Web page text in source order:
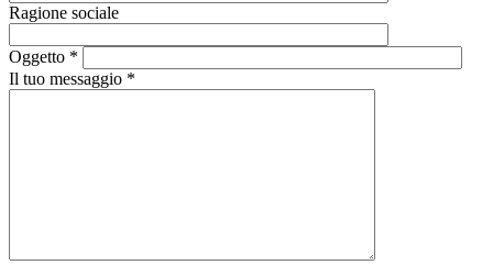
Ragione sociale
Oggetto *
Il tuo messaggio *